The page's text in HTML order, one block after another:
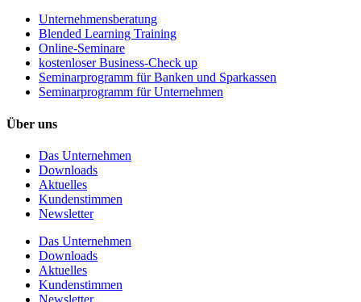
Unternehmens­beratung
Blended Learning Training
Online-Seminare
kostenloser Business-Check up
Seminarprogramm für Banken und Sparkassen
Seminarprogramm für Unternehmen
Über uns
Das Unternehmen
Downloads
Aktuelles
Kundenstimmen
Newsletter
Das Unternehmen
Downloads
Aktuelles
Kundenstimmen
Newsletter